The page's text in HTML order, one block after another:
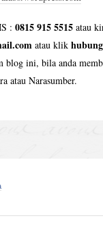
:0815 915 5515 atau
atau klik
blog ini, bila anda
atau Narasumber.